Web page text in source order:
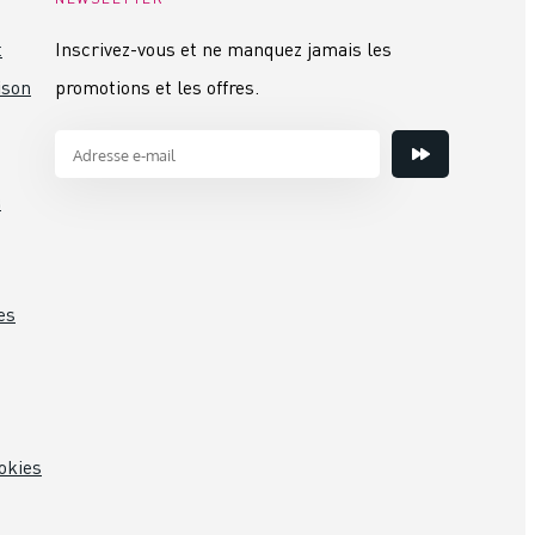
Inscrivez-vous et ne manquez jamais les
promotions et les offres.